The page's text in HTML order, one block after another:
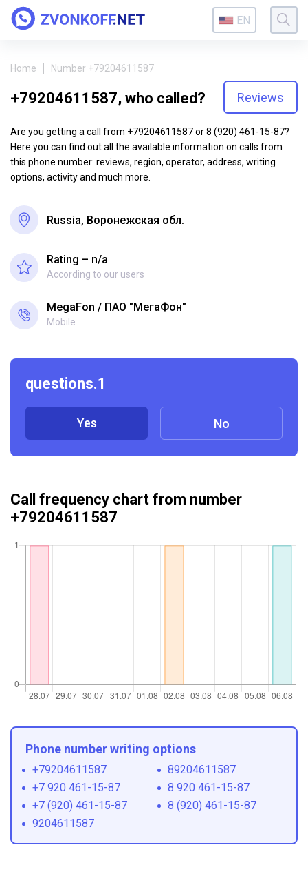
EN
Home Number +79204611587
+79204611587, who called? Reviews
Are you getting a call from +79204611587 or 8 (920) 461-15-87?
Here you can find out all the available information on calls from
this phone number: reviews, region, operator, address, writing
options, activity and much more.
Russia, Воронежская обл.
Rating – n/a
According to our users
MegaFon ПАО "МегаФон"
Mobile
questions.1
Yes No
Call frequency chart from number
+79204611587
Phone number writing options
+79204611587
89204611587
+7 920 461-15-87
8 920 461-15-87
+7 (920) 461-15-87
8 (920) 461-15-87
9204611587